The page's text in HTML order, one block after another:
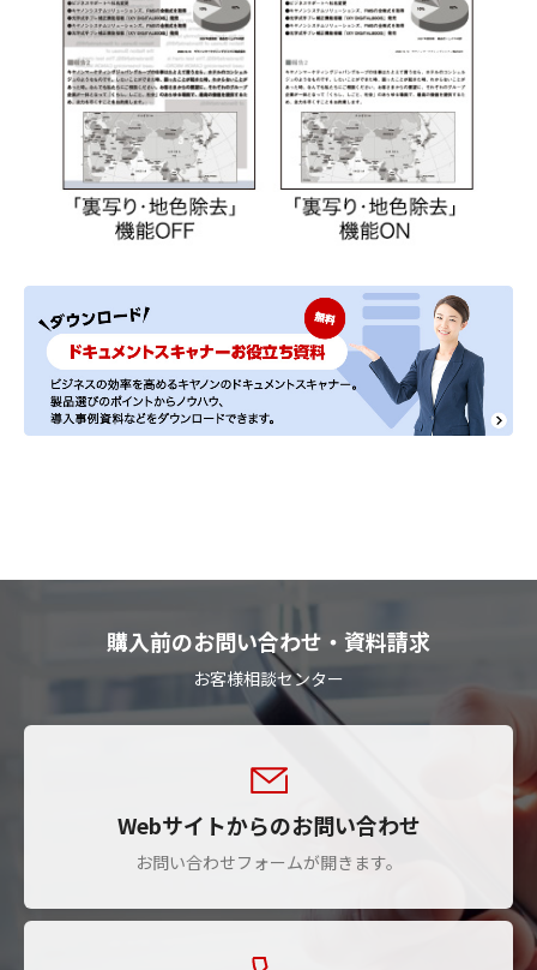
購入前のお問い合わせ・資料請求
お客様相談センター
Webサイトからのお問い合わせ
お問い合わせフォームが開きます。